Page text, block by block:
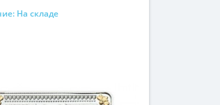
В корзину
На складе